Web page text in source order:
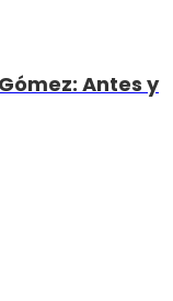
Antes y